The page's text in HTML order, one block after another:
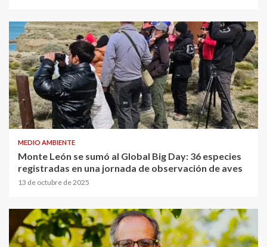
MEDIO AMBIENTE
Monte León se sumó al Global Big Day: 36 especies
registradas en una jornada de observación de aves
13 de octubre de 2025